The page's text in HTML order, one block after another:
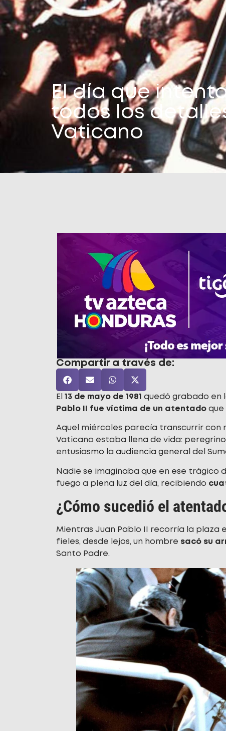
El día que
todos los
Vaticano
Compartir a través de:
El 13 de mayo de 1981 quedó grabado en
Pablo II fue víctima de un atentado que
Aquel miércoles parecía transcurrir con
Vaticano estaba llena de vida:
entusiasmo la audiencia general del
Nadie se imaginaba que en ese trágico
fuego a plena luz del día, recibiendo
¿Cómo sucedió el
Mientras Juan Pablo II recorría la plaza
fieles, desde lejos, un hombre sacó su
Santo Padre.